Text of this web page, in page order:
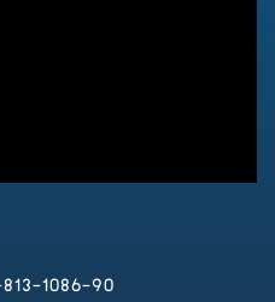
813-1086-90